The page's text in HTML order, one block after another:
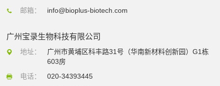
邮箱：
info@bioplus-biotech.com
广州宝录生物科技有限公司
地址：
广州市黄埔区科丰路31号（华南新材料创新园）G1栋
603房
电话：
020-34393445